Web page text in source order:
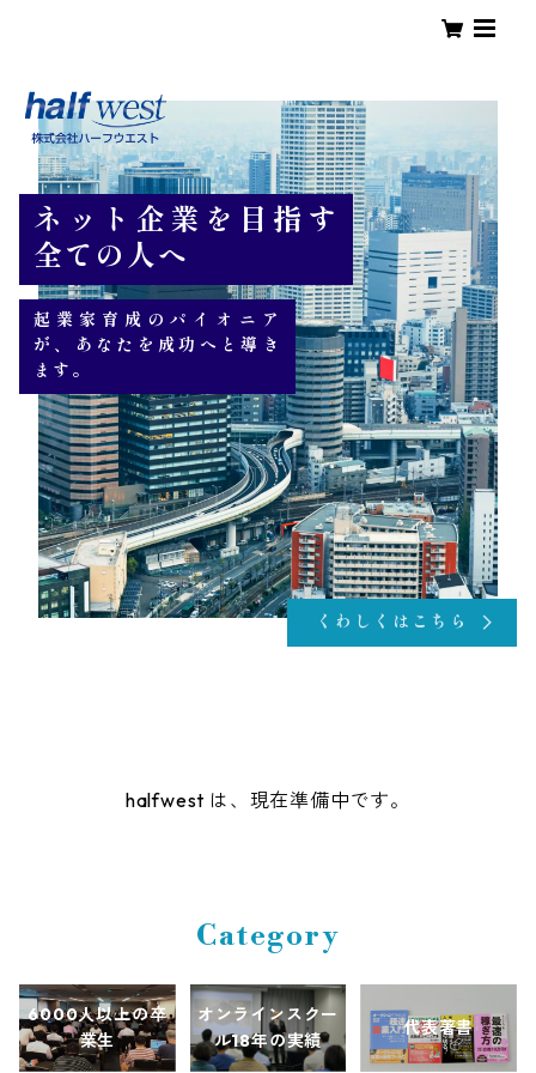
ネット企業を目指す
全ての人へ
起業家育成のパイオニア
が、あなたを成功へと導き
ます。
くわしくはこちら
halfwest は、現在準備中です。
Category
6000人以上の卒
業生
オンラインスクー
ル18年の実績
代表著書